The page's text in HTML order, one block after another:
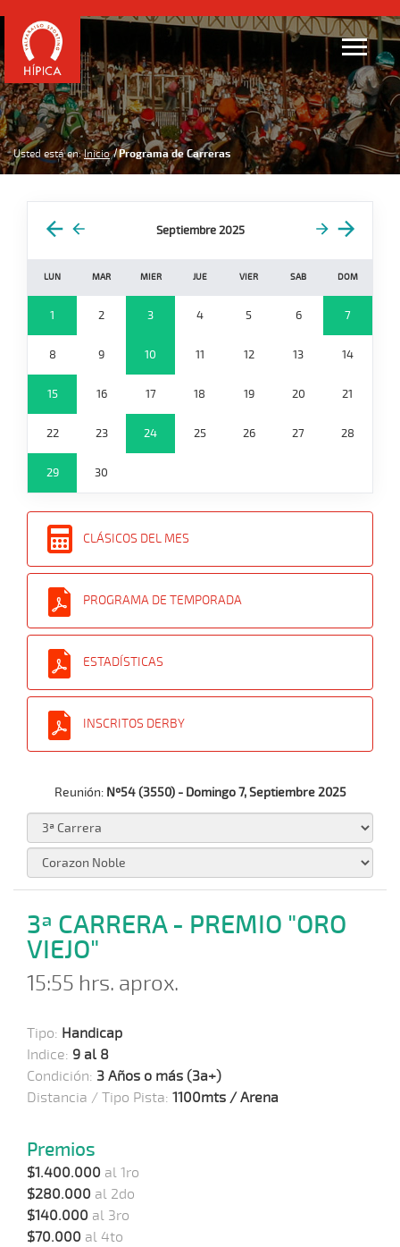
Usted está en: Inicio Programa de Carreras
Septiembre 2025
LUN MAR MIER JUE VIER SAB DOM
1 2 3 4 5 6 7
8 9 10 11 12 13 14
15 16 17 18 19 20 21
22 23 24 25 26 27 28
29 30
CLÁSICOS DEL MES
PROGRAMA DE TEMPORADA
ESTADÍSTICAS
INSCRITOS DERBY
Reunión: Nº54 (3550) - Domingo 7, Septiembre 2025
3ª CARRERA - PREMIO "ORO
VIEJO"
15:55 hrs. aprox.
Tipo: Handicap
Indice: 9 al 8
Condición: 3 Años o más (3a+)
Distancia / Tipo Pista: 1100mts / Arena
Premios
$1.400.000 al 1ro
$280.000 al 2do
$140.000 al 3ro
$70.000 al 4to